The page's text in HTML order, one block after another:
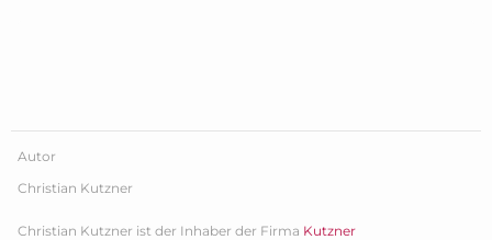
Autor
Christian Kutzner
Christian Kutzner ist der Inhaber der Firma Kutzner